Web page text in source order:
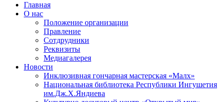
Главная
О нас
Положение организации
Правление
Сотдрудники
Реквизиты
Медиагалерея
Новости
Инклюзивная гончарная мастерская «Малх»
Национальная библиотека Республики Ингушетия
им.Дж.Х.Яндиева